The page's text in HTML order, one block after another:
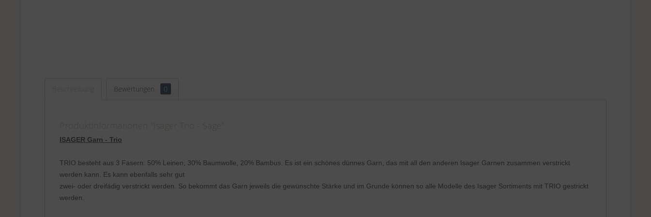
Bewertungen 0
ISAGER Garn - Trio
TRIO besteht aus 3 Fasern: 50% Leinen, 30% Baumwolle, 20% Bambus. Es ist ein schönes dünnes Garn, das mit all den anderen Isager Garnen zusammen verstrickt
werden kann. Es kann ebenfalls sehr gut
zwei- oder dreifädig verstrickt werden. So bekommt das Garn jeweils die gewünschte Stärke und im Grunde können so alle Modelle des Isager Sortiments mit TRIO gestrickt
werden.